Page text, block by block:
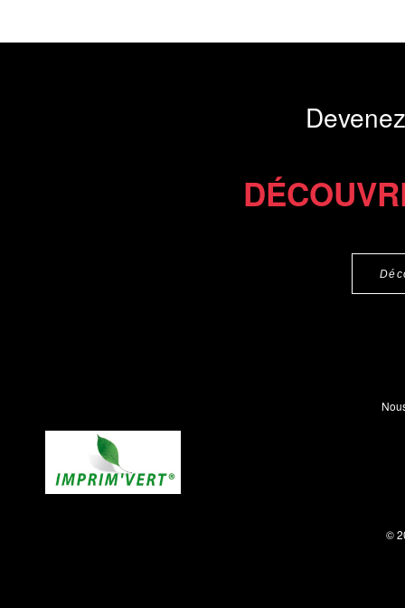
©